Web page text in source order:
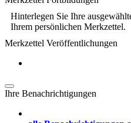
Hinterlegen Sie Ihre
Ihrem persönlichen Merkzettel.
Merkzettel Veröffentlichungen
Ihre Benachrichtigungen